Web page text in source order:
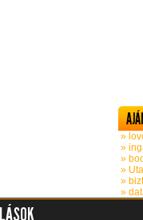
»
»
»
»
»
»